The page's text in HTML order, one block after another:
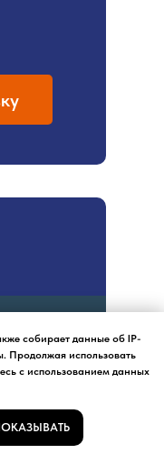
собирает данные об IP-
Продолжая использовать
с использованием данных
к ЕГЭ